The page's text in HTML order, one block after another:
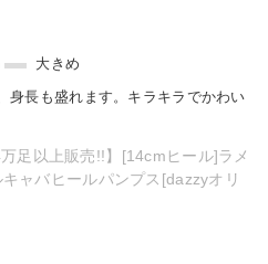
大きめ
身長も盛れます。キラキラでかわい
足以上販売!!】[14cmヒール]ラメ
ャバヒールパンプス[dazzyオリ